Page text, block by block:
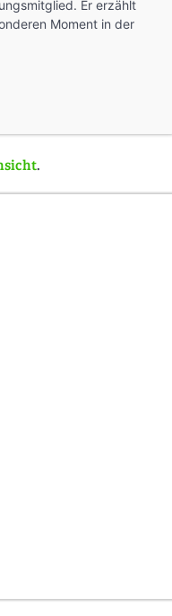
Er erzählt
Moment in der
.